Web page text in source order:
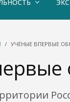
УЧЁНЫЕ ВПЕРВЫЕ